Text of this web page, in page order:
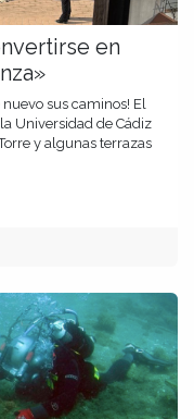
en
nuevo sus caminos! El
Universidad de Cádiz
y algunas terrazas